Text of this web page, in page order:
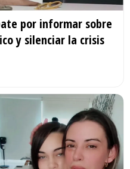
por informar sobre
y silenciar la crisis